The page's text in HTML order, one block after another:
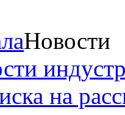
Новости
на